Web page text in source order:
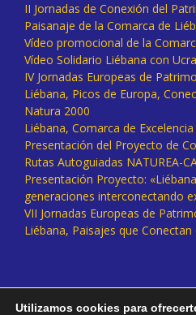
II Jornadas de Conexión del
Paisanaje de la Comarca de
Vídeo promocional de la
Vídeo Solidario Liébana con
IV Jornadas Europeas de
Liébana, Picos de Europa,
Natura 2000
Liébana, Comarca de
Presentación del Proyecto de
Rutas Autoguiadas NATUREA-
Presentación Proyecto:
generaciones interconectando
VII Jornadas Europeas de
Liébana, Paisajes que
Utilizamos cookies para